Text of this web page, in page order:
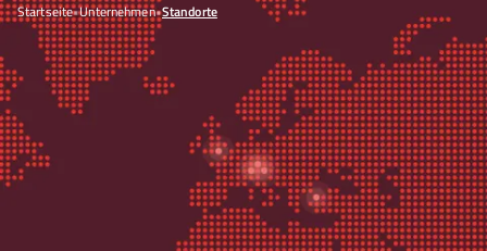
Startseite•Unternehmen•Standorte